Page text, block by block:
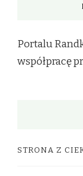
Portalu
współpracę
STRONA Z